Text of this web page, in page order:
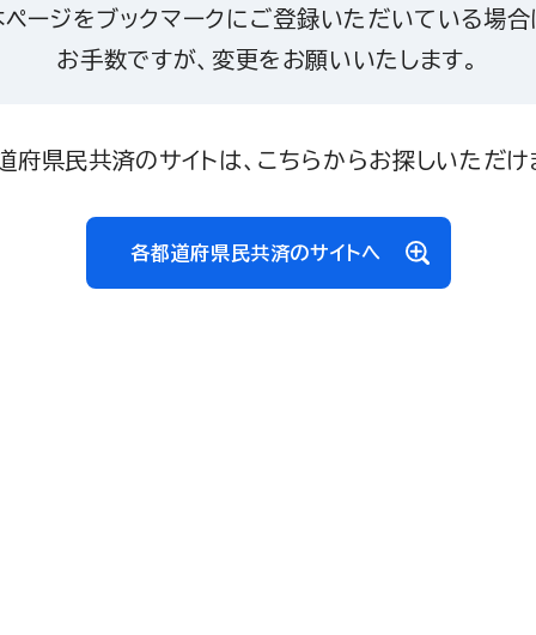
ページをブックマークにご登録いただいている場合
お手数ですが、変更をお願いいたします。
府県民共済のサイトは、こちらからお探しいただけ
各都道府県民共済のサイトへ